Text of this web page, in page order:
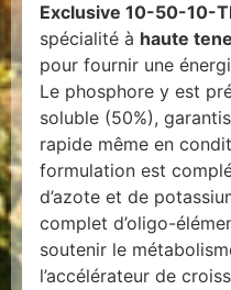
Exclusive 10-50-10-
spécialité à haute
pour fournir une
Le phosphore y est
soluble (50%),
rapide même en
formulation est
d’azote et de
complet d’oligo-
soutenir le
l’accélérateur de